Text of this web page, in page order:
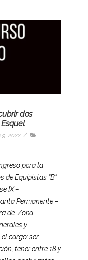
dos
9, 2022 /
para la
de Equipistas “B”
IX –
Permanente –
de Zona
y
cargo: ser
tener entre 18 y